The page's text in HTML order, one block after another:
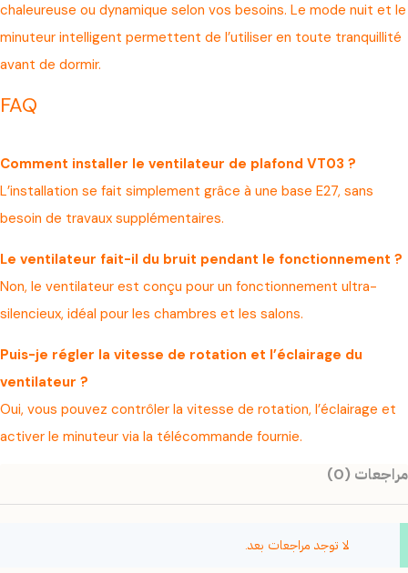
chaleureuse ou dynamique selon vos besoins. Le mode nuit et le
minuteur intelligent permettent de l’utiliser en toute tranquillité
avant de dormir.
FAQ
Comment installer le ventilateur de plafond VT03 ?
L’installation se fait simplement grâce à une base E27, sans
besoin de travaux supplémentaires.
Le ventilateur fait-il du bruit pendant le fonctionnement ?
Non, le ventilateur est conçu pour un fonctionnement ultra-
silencieux, idéal pour les chambres et les salons.
Puis-je régler la vitesse de rotation et l’éclairage du
ventilateur ?
Oui, vous pouvez contrôler la vitesse de rotation, l’éclairage et
activer le minuteur via la télécommande fournie.
مراجعات (0)
لا توجد مراجعات بعد.